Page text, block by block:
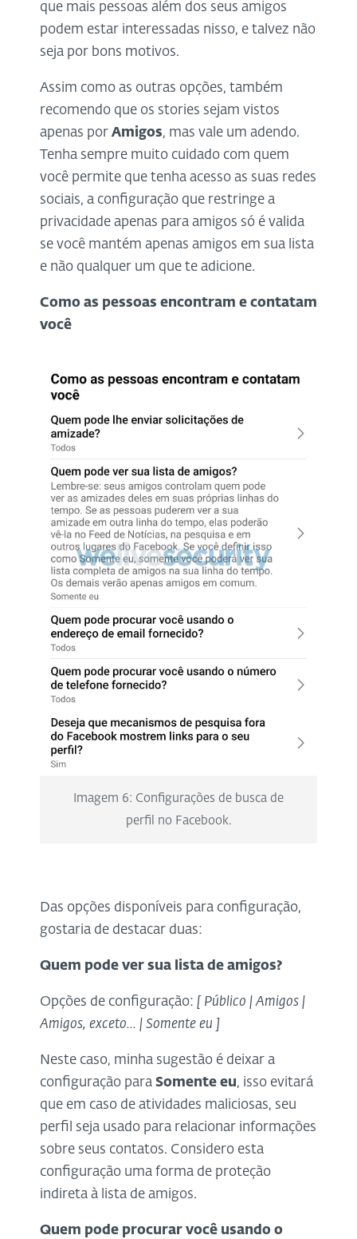
que mais pessoas além dos seus amigos
podem estar interessadas nisso, e talvez não
seja por bons motivos.
Assim como as outras opções, também
recomendo que os stories sejam vistos
apenas por Amigos, mas vale um adendo.
Tenha sempre muito cuidado com quem
você permite que tenha acesso as suas redes
sociais, a configuração que restringe a
privacidade apenas para amigos só é valida
se você mantém apenas amigos em sua lista
e não qualquer um que te adicione.
Como as pessoas encontram e contatam
você
Imagem 6: Configurações de busca de
perfil no Facebook.
Das opções disponíveis para configuração,
gostaria de destacar duas:
Quem pode ver sua lista de amigos?
Opções de configuração: [ Público | Amigos |
Amigos, exceto... | Somente eu ]
Neste caso, minha sugestão é deixar a
configuração para Somente eu, isso evitará
que em caso de atividades maliciosas, seu
perfil seja usado para relacionar informações
sobre seus contatos. Considero esta
configuração uma forma de proteção
indireta à lista de amigos.
Quem pode procurar você usando o